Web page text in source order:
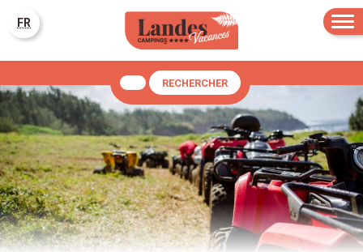
FR
RECHERCHER